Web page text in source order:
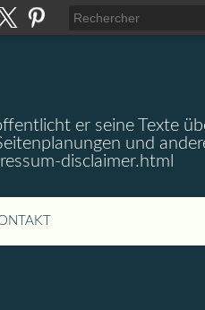
er seine Texte
und
disclaimer.html